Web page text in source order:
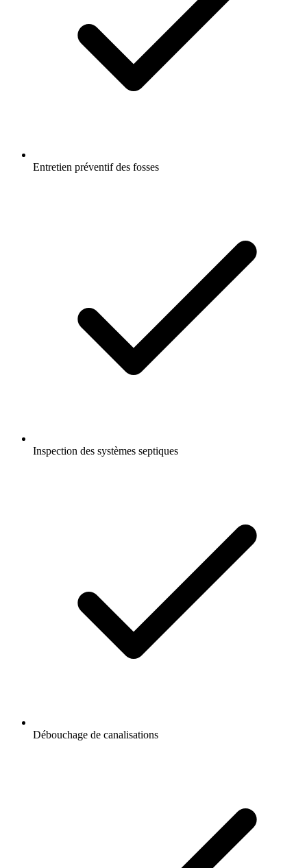
Entretien préventif des fosses
Inspection des systèmes septiques
Débouchage de canalisations